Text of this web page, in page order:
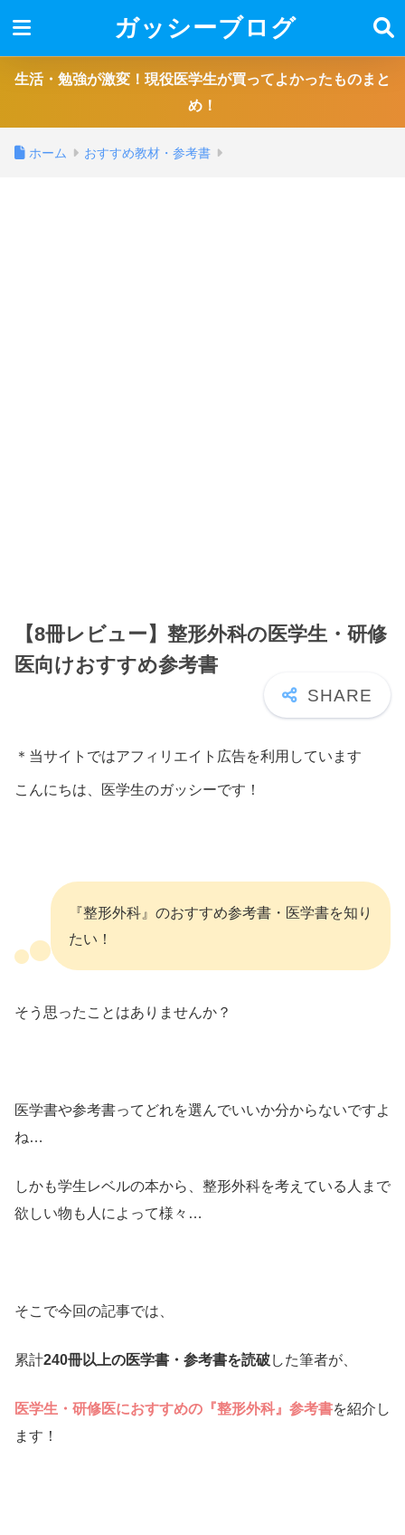
ガッシーブログ
生活・勉強が激変！現役医学生が買ってよかったものまと
め！
ホーム おすすめ教材・参考書
【8冊レビュー】整形外科の医学生・研修
医向けおすすめ参考書
＊当サイトではアフィリエイト広告を利用しています
こんにちは、医学生のガッシーです！
『整形外科』のおすすめ参考書・医学書を知り
たい！
そう思ったことはありませんか？
医学書や参考書ってどれを選んでいいか分からないですよ
ね…
しかも学生レベルの本から、整形外科を考えている人まで
欲しい物も人によって様々…
そこで今回の記事では、
累計240冊以上の医学書・参考書を読破した筆者が、
医学生・研修医におすすめの『整形外科』参考書を紹介し
ます！